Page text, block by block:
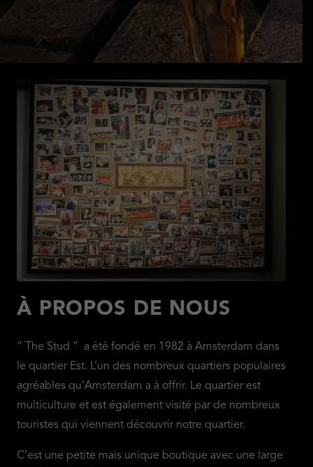
À PROPOS DE NOUS
“ The Stud ” a été fondé en 1982 à Amsterdam dans
le quartier Est. L’un des nombreux quartiers populaires
agréables qu’Amsterdam a à offrir. Le quartier est
multiculture et est également visité par de nombreux
touristes qui viennent découvrir notre quartier.
C’est une petite mais unique boutique avec une large